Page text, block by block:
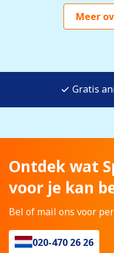
Meer
Gratis
Ontdek wat
voor je kan
Bel of mail ons voor
020-470 26 26